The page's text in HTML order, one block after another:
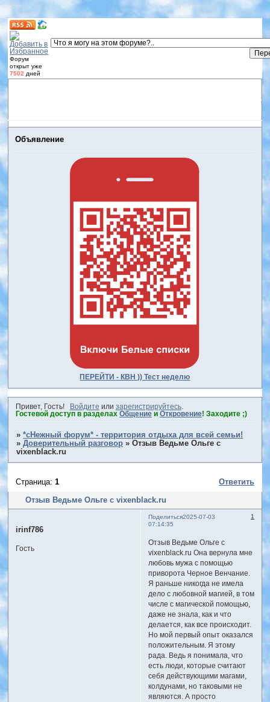
Форум
открыт уже
7502 дней
Объявление
ПЕРЕЙТИ - КВН )) Тест неделю
Привет, Гость! Войдите или зарегистрируйтесь.
Гостевой доступ в разделах Общениеи Откровение! Заходите ;)
»*сНежный форум* - территория отдыха для всей семьи!
»Доверительный разговор »Отзыв Ведьме Ольге с
vixenblack.ru
Отзыв Ведьме Ольге с vixenblack.ru
Страница:1 Ответить
Поделиться 1
2025-07-03
07:14:35
irinf786
Гость
Отзыв Ведьме Ольге с
vixenblack.ru Она вернула мне
любовь мужа с помощью
приворота Черное Венчание.
Я раньше никогда не имела
дело с любовной магией, в том
числе с магической помощью,
даже не знала, как и что
делается, как все происходит.
Но мой первый опыт оказался
положительным. Я этому
рада. Ведь я понимала, что
есть люди, которые считают
себя действующими магами,
колдунами, но таковыми не
являются. А просто